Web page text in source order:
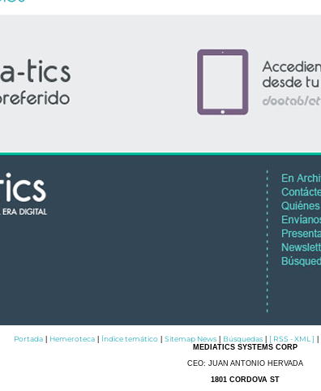
Portada Hemeroteca Índice temático Sitemap News Búsquedas [ RSS - XML ]
MEDIATICS SYSTEMS CORP
CEO: JUAN ANTONIO HERVADA
1801 CORDOVA ST